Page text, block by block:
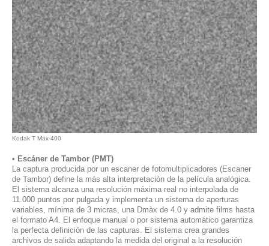
Kodak T Max-400
• Escáner de Tambor (PMT)
La captura producida por un escaner de fotomultiplicadores (Escaner
de Tambor) define la más alta interpretación de la película analógica.
El sistema alcanza una resolución máxima real no interpolada de
11.000 puntos por pulgada y implementa un sistema de aperturas
variables, mínima de 3 micras, una Dmàx de 4.0 y admite films hasta
el formato A4. El enfoque manual o por sistema automático garantiza
la perfecta definición de las capturas. El sistema crea grandes
archivos de salida adaptando la medida del original a la resolución